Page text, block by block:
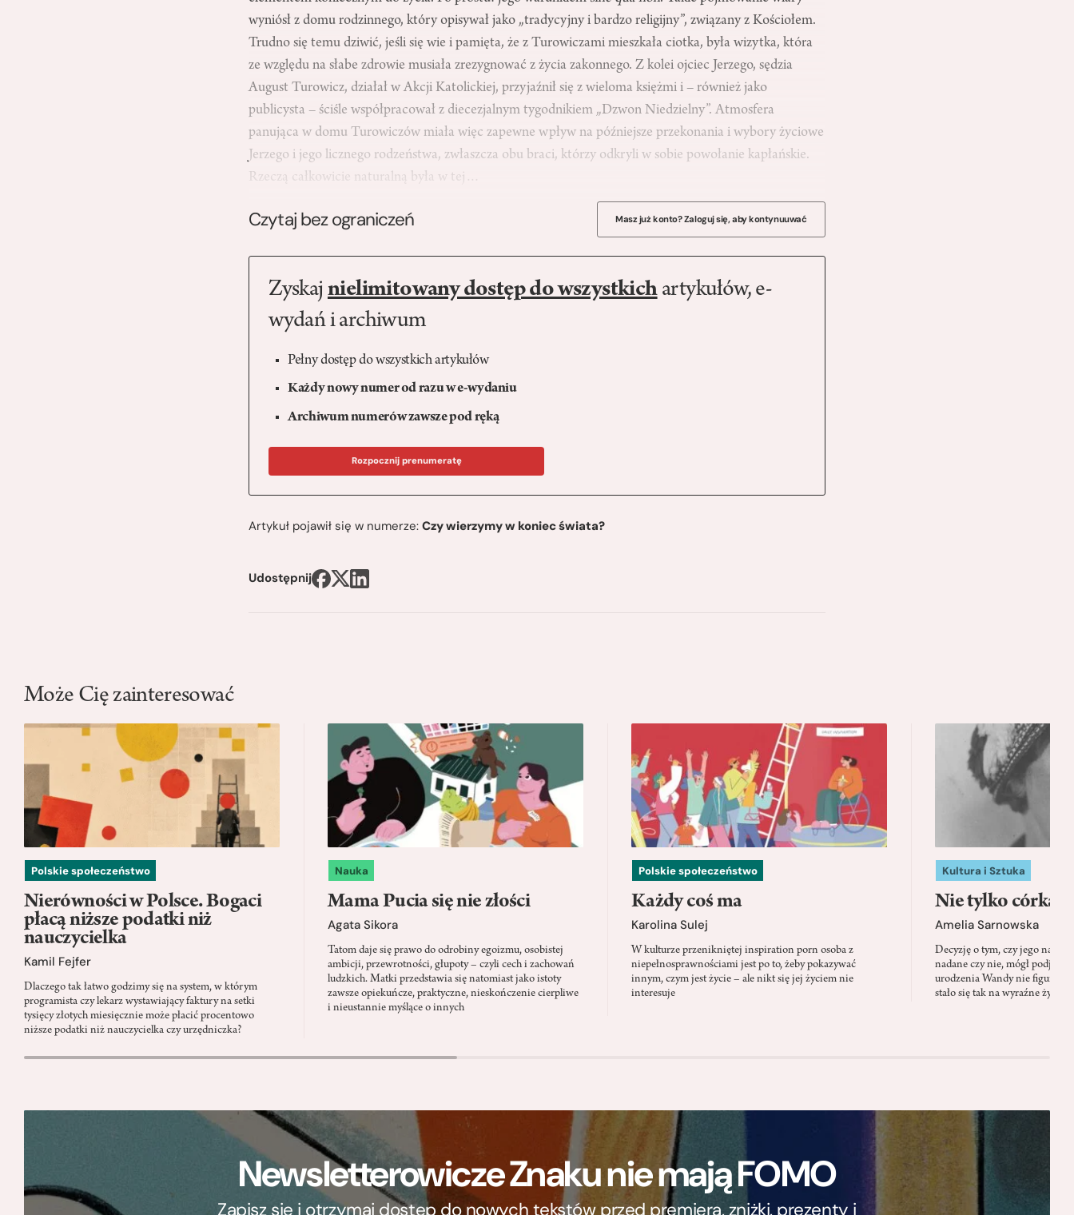
wyniósł z domu rodzinnego, który opisywał jako „tradycyjny i bardzo religijny”, związany z Kościołem.
Trudno się temu dziwić, jeśli się wie i pamięta, że z Turowiczami mieszkała ciotka, była wizytka, która
ze względu na słabe zdrowie musiała zrezygnować z życia zakonnego. Z kolei ojciec Jerzego, sędzia
August Turowicz, działał w Akcji Katolickiej, przyjaźnił się z wieloma księżmi i – również jako
publicysta – ściśle współpracował z diecezjalnym tygodnikiem „Dzwon Niedzielny”. Atmosfera
panująca w domu Turowiczów miała więc zapewne wpływ na późniejsze przekonania i wybory życiowe
Jerzego i jego licznego rodzeństwa, zwłaszcza obu braci, którzy odkryli w sobie powołanie kapłańskie.
Rzeczą całkowicie naturalną była w tej…
Czytaj bez ograniczeń Masz już konto? Zaloguj się, aby kontynuuwać
Zyskaj nielimitowany dostęp do wszystkichartykułów, e-
wydań i archiwum
Pełny dostęp do wszystkich artykułów
Każdy nowy numer od razu w e-wydaniu
Archiwum numerów zawsze pod ręką
Rozpocznij prenumeratę
Artykuł pojawił się w numerze:Czy wierzymy w koniec świata?
Udostępnij
Może Cię zainteresować
Polskie społeczeństwo
Nierówności w Polsce. Bogaci
płacą niższe podatki niż
nauczycielka
Kamil Fejfer
Dlaczego tak łatwo godzimy się na system, w którym
programista czy lekarz wystawiający faktury na setki
tysięcy złotych miesięcznie może płacić procentowo
niższe podatki niż nauczycielka czy urzędniczka?
Nauka
Mama Pucia się nie złości
Agata Sikora
Tatom daje się prawo do odrobiny egoizmu, osobistej
ambicji, przewrotności, głupoty – czyli cech i zachowań
ludzkich. Matki przedstawia się natomiast jako istoty
zawsze opiekuńcze, praktyczne, nieskończenie cierpliwe
i nieustannie myślące o innych
Polskie społeczeństwo
Każdy coś ma
Karolina Sulej
W kulturze przenikniętej inspiration porn osoba z
niepełnosprawnościami jest po to, żeby pokazywać
innym, czym jest życie – ale nikt się jej życiem nie
interesuje
Kultura i Sztuka
Nie tylko córka
Amelia Sarnowska
Decyzję o tym, czy jego
nadane czy nie, mógł podjąć
urodzenia Wandy nie figuruje
stało się tak na wyraźne
Newsletterowicze Znaku nie mają FOMO
Zapisz się i otrzymaj dostęp do nowych tekstów przed premierą, zniżki, prezenty i